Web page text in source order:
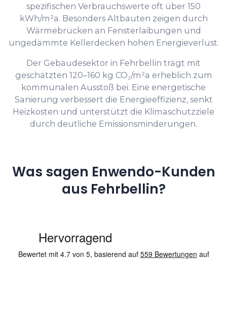
spezifischen Verbrauchswerte oft über 150
kWh/m²a. Besonders Altbauten zeigen durch
Wärmebrücken an Fensterlaibungen und
ungedämmte Kellerdecken hohen Energieverlust.
Der Gebäudesektor in Fehrbellin trägt mit
geschätzten 120–160 kg CO₂/m²a erheblich zum
kommunalen Ausstoß bei. Eine energetische
Sanierung verbessert die Energieeffizienz, senkt
Heizkosten und unterstützt die Klimaschutzziele
durch deutliche Emissionsminderungen.
Was sagen Enwendo-Kunden
aus Fehrbellin?